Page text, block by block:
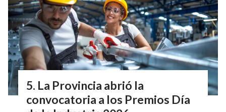
La Provincia abrió la
convocatoria a los Premios Día